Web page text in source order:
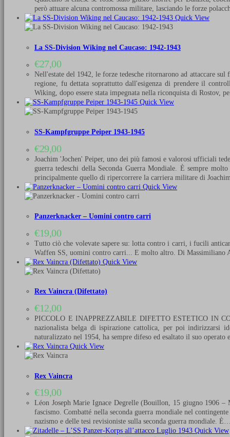
però attuare alcuna contromossa militare, lasciando le forze
Quick View
La SS-Division Wiking nel Caucaso: 1942-1943
€27,00
Nell'estate del 1942, le forze tedesche ritornarono ad attaccare
regione, fu dettata soprattutto dall'esigenza di prendere il
Wiking, dopo essere stata impegnata nella riconquista di Rostov,
Quick View
SS-Kampfgruppe Peiper 1943-1945
€29,00
Joachim 'Jochen' Peiper, uno dei più famosi e valorosi ufficiali
guerra tedeschi della Seconda Guerra Mondiale. È sempre
principalmente quello di ripercorrere la carriera militare di
Quick View
Panzerknacker – Uomini contro carri
€19,00
Tutto ciò che volevate sapere su: lotta contro i carri, i fucili
Waffen SS, uomini contro carri... E molto altro. Di Massimiliano
Quick View
Rex Vaincra (Difettato)
€12,00
PICCOLO E INAPPREZZABILE DIFETTO ESTETICO IN
nazionalista belga di ispirazione cattolica, per poi indirizzarsi
naturalizzato nel 1954, ha sempre difeso ed esaltato il suo
Quick View
Rex Vaincra
€19,00
Léon Joseph Marie Ignace Degrelle (Bouillon, 15 giugno 1906
fascismo. Combatté nella seconda guerra mondiale nel
nazismo e delle tesi revisioniste sulla seconda guerra mondiale.
Quick View